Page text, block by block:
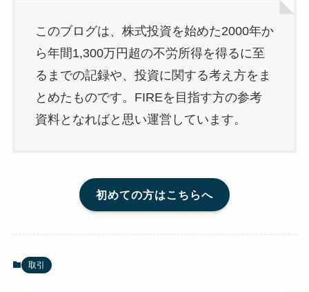
このブログは、株式投資を始めた2000年か
ら年間1,300万円超の不労所得を得るに至
るまでの記録や、投資に関する考え方をま
とめたものです。FIREを目指す方の参考
資料となればと思い運営しています。
初めての方はこちらへ
取引